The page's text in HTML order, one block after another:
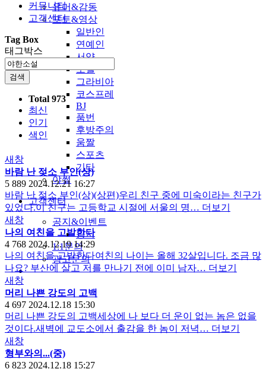
유머&감동
포토&영상
일반인
연예인
서양
모델
그라비아
코스프레
BJ
품번
후방주의
움짤
스포츠
기타
야썰
고객센터
공지&이벤트
공지
1:1문의
광고문의
커뮤니티
고객센터
Tag Box
태그박스
검색
Total 973
최신
인기
색인
새창
바람 난 젖소 부인(상)
5 889 2024.12.21 16:27
바람 난 젖소 부인(상)(상편)우리 친구 중에 미숙이라는 친구가
있었다.이 친구는 고등학교 시절에 서울의 명… 더보기
새창
나의 여친을 고발한다
4 768 2024.12.19 14:29
나의 여친을 고발한다여친의 나이는 올해 32살입니다. 조금 많
나요? 부산에 살고 저를 만나기 전에 이미 남자… 더보기
새창
머리 나쁜 강도의 고백
4 697 2024.12.18 15:30
머리 나쁜 강도의 고백세상에 나 보다 더 운이 없는 놈은 없을
것이다.새벽에 교도소에서 출감을 한 놈이 저녁… 더보기
새창
형부와의...(중)
6 823 2024.12.18 15:27